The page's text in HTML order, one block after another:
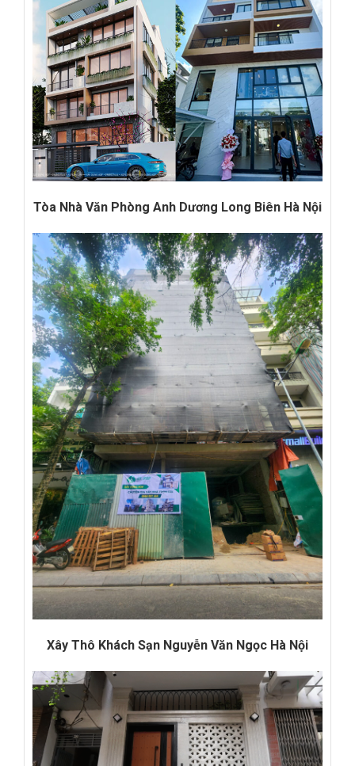
Tòa Nhà Văn Phòng Anh Dương Long Biên Hà Nội
Xây Thô Khách Sạn Nguyễn Văn Ngọc Hà Nội